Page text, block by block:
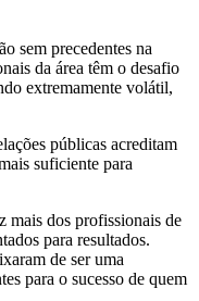
sem precedentes na
da área têm o desafio
extremamente volátil,
públicas acreditam
suficiente para
mais dos profissionais de
para resultados.
de ser uma
para o sucesso de quem